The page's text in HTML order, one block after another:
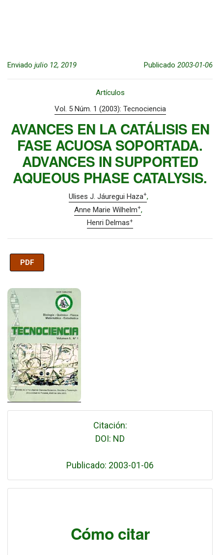
Enviado julio 12, 2019 Publicado 2003-01-06
Artículos
Vol. 5 Núm. 1 (2003): Tecnociencia
AVANCES EN LA CATÁLISIS EN
FASE ACUOSA SOPORTADA.
ADVANCES IN SUPPORTED
AQUEOUS PHASE CATALYSIS.
Ulises J. Jáuregui Haza+
Anne Marie Wilhelm+
Henri Delmas+
PDF
Imagen de portada
Citación:
DOI: ND
Publicado: 2003-01-06
Cómo citar